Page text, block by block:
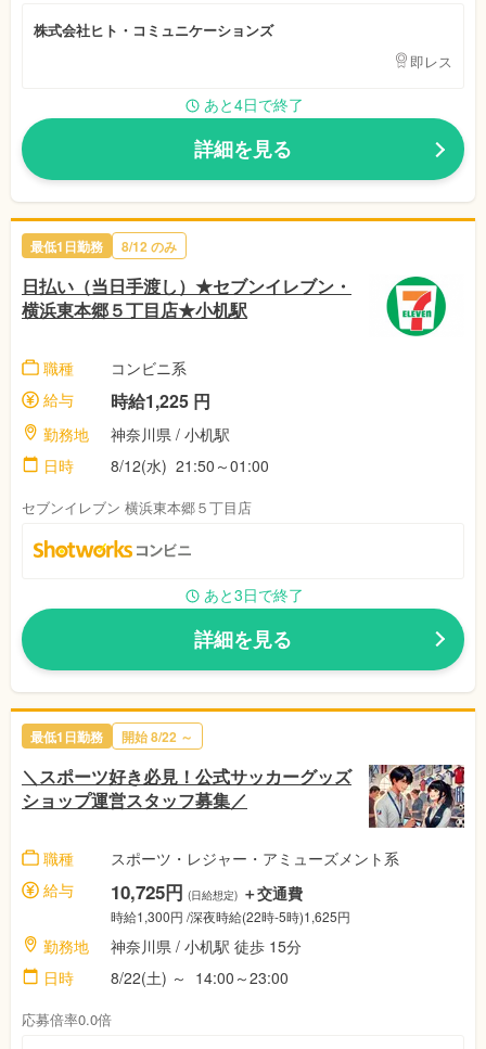
株式会社ヒト・コミュニケーションズ
即レス
あと4日で終了
詳細を見る
最低1日勤務 8/12 のみ
日払い（当日手渡し）★セブンイレブン・
横浜東本郷５丁目店★小机駅
職種
コンビニ系
給与
時給1,225 円
勤務地
神奈川県 / 小机駅
日時
8/12(水) 21:50～01:00
セブンイレブン 横浜東本郷５丁目店
あと3日で終了
詳細を見る
最低1日勤務 開始 8/22 ～
＼スポーツ好き必見！公式サッカーグッズ
ショップ運営スタッフ募集／
職種
スポーツ・レジャー・アミューズメント系
給与
10,725円 (日給想定) ＋交通費
時給1,300円 /深夜時給(22時-5時)1,625円
勤務地
神奈川県 / 小机駅 徒歩 15分
日時
8/22(土) ～ 14:00～23:00
応募倍率0.0倍